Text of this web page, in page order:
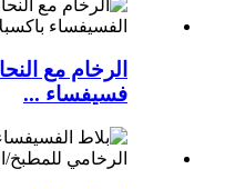
الرخام مع
فسيفساء ...